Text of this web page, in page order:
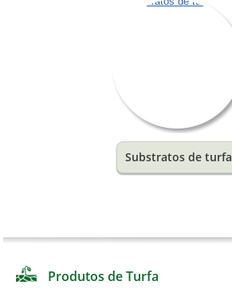
Substratos de turfa
Produtos de Turfa